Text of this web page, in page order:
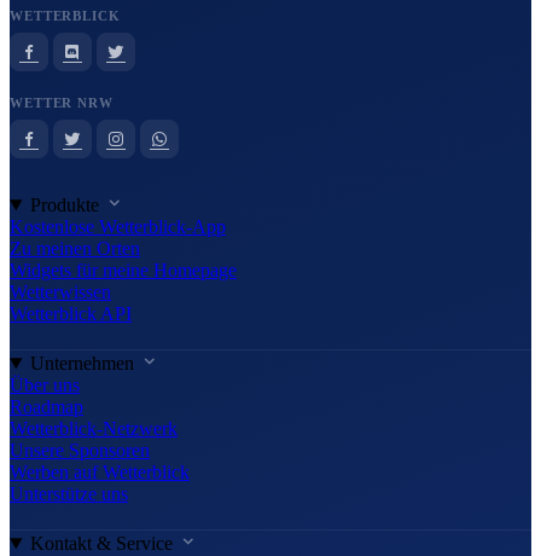
WETTERBLICK
WETTER NRW
Produkte
Kostenlose Wetterblick-App
Zu meinen Orten
Widgets für meine Homepage
Wetterwissen
Wetterblick API
Unternehmen
Über uns
Roadmap
Wetterblick-Netzwerk
Unsere Sponsoren
Werben auf Wetterblick
Unterstütze uns
Kontakt & Service